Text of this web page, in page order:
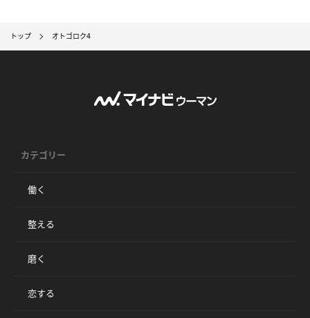
トップ オトゴロク4
カテゴリー
働く
整える
磨く
恋する